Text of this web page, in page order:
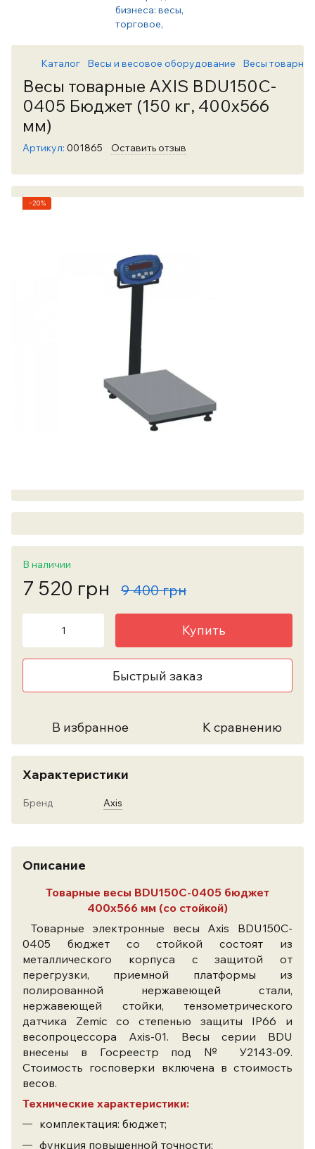
Каталог Весы и весовое оборудование Весы товарные
Весы товарные AXIS BDU150C-
0405 Бюджет (150 кг, 400х566
мм)
Артикул: 001865 Оставить отзыв
−20%
В наличии
7 520 грн 9 400 грн
Купить
Быстрый заказ
В избранное К сравнению
Характеристики
Бренд Axis
Описание
Товарные весы BDU150C-0405 бюджет
400х566 мм (со стойкой)
Товарные электронные весы Axis BDU150C-
0405 бюджет со стойкой состоят из
металлического корпуса с защитой от
перегрузки, приемной платформы из
полированной нержавеющей стали,
нержавеющей стойки, тензометрического
датчика Zemic со степенью защиты IP66 и
весопроцессора Axis-01. Весы серии BDU
внесены в Госреестр под № У2143-09.
Стоимость госповерки включена в стоимость
весов.
Технические характеристики:
комплектация: бюджет;
функция повышенной точности;